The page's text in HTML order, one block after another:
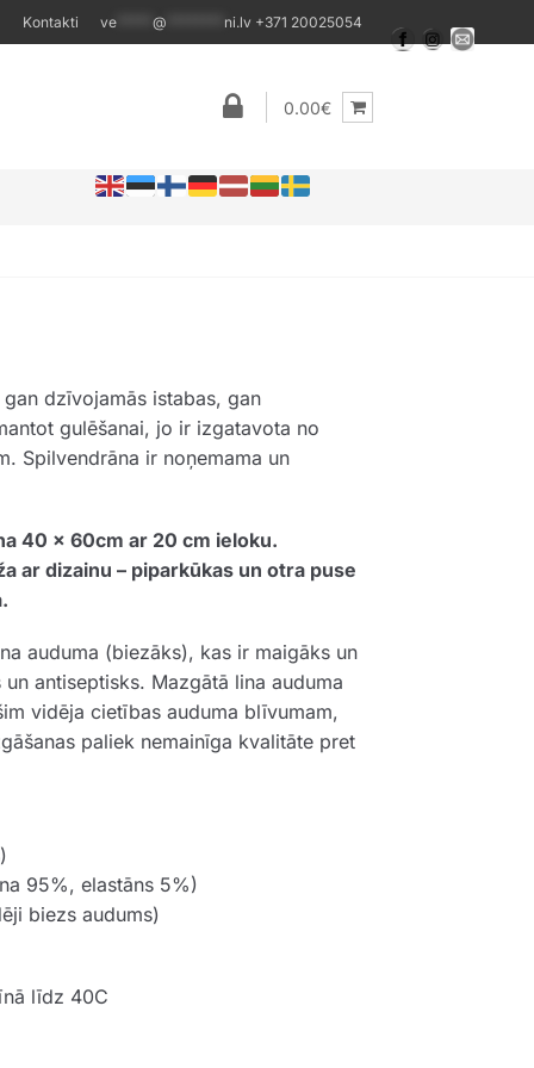
Kontakti ve *****@ ni.lv +371 20025054
0.00€
dzīvojamās istabas, gan
gulēšanai, jo ir izgatavota no
Spilvendrāna ir noņemama un
40 x 60cm ar 20 cm ieloku.
ar dizainu – piparkūkas un otra puse
auduma (biezāks), kas ir maigāks un
antiseptisks. Mazgātā lina auduma
vidēja cietības auduma blīvumam,
paliek nemainīga kvalitāte pret
95%, elastāns 5%)
biezs audums)
līdz 40C